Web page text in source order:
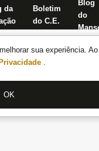
sua experiência.
.
OK
da
Boletim
do C.E.
Blog
do